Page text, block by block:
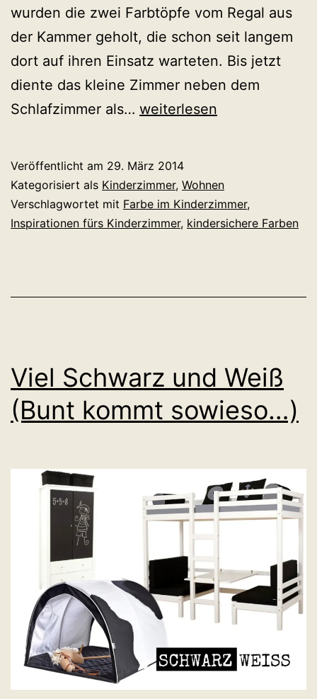
wurden die zwei Farbtöpfe vom Regal aus
der Kammer geholt, die schon seit langem
dort auf ihren Einsatz warteten. Bis jetzt
diente das kleine Zimmer neben dem
Schlafzimmer als… Little
Minis
und
Mamis
weiterlesen
Veröffentlicht am 29. März 2014
Kategorisiert als Kinderzimmer, Wohnen
Verschlagwortet mit Farbe im Kinderzimmer,
Inspirationen fürs Kinderzimmer, kindersichere Farben
Viel Schwarz und Weiß
(Bunt kommt sowieso…)